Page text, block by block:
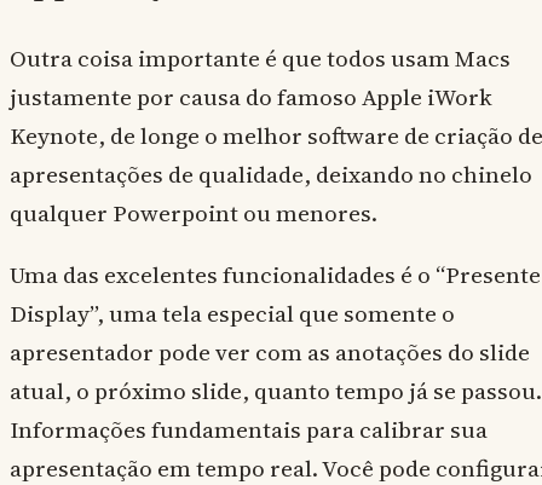
Outra coisa importante é que todos usam Macs
justamente por causa do famoso Apple iWork
Keynote, de longe o melhor software de criação de
apresentações de qualidade, deixando no chinelo
qualquer Powerpoint ou menores.
Uma das excelentes funcionalidades é o
Display”, uma tela especial que somente o
apresentador pode ver com as anotações do slide
atual, o próximo slide, quanto tempo já se passou.
Informações fundamentais para calibrar sua
apresentação em tempo real. Você pode